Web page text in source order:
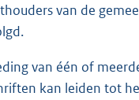
van de
van één of
kan leiden tot